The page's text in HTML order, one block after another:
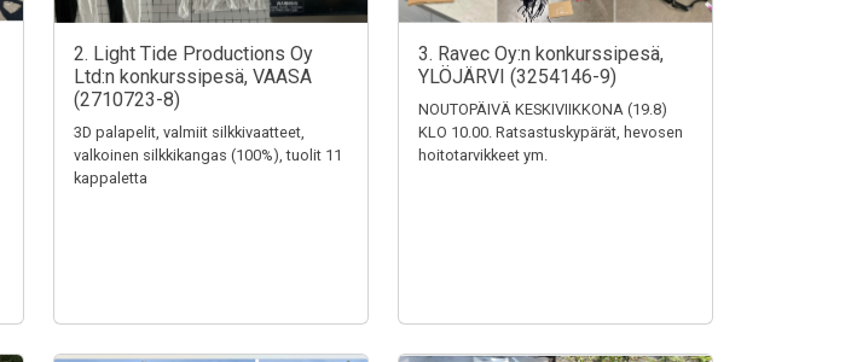
2. Light Tide Productions Oy
Ltd:n konkurssipesä, VAASA
(2710723-8)
3D palapelit, valmiit silkkivaatteet,
valkoinen silkkikangas (100%), tuolit 11
kappaletta
3. Ravec Oy:n konkurssipesä,
YLÖJÄRVI (3254146-9)
NOUTOPÄIVÄ KESKIVIIKKONA (19.8)
KLO 10.00. Ratsastuskypärät, hevosen
hoitotarvikkeet ym.